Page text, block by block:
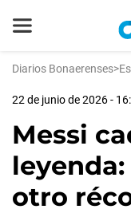
Diarios Bonaerenses>
22 de junio de 2026 -
Messi
otro